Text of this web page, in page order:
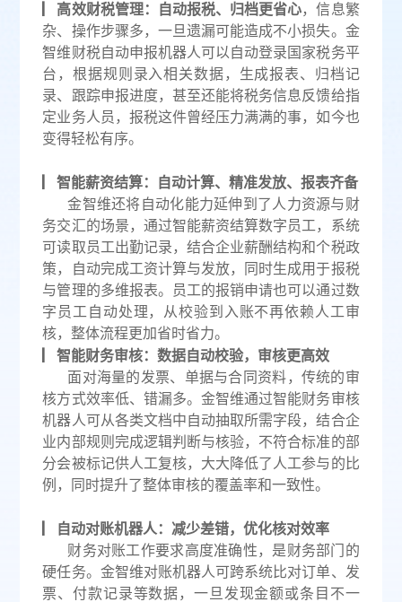
▏高效财税管理：自动报税、归档更省心，信息繁
杂、操作步骤多，一旦遗漏可能造成不小损失。金
智维财税自动申报机器人可以自动登录国家税务平
台，根据规则录入相关数据，生成报表、归档记
录、跟踪申报进度，甚至还能将税务信息反馈给指
定业务人员，报税这件曾经压力满满的事，如今也
变得轻松有序。
▏智能薪资结算：自动计算、精准发放、报表齐备
金智维还将自动化能力延伸到了人力资源与财
务交汇的场景，通过智能薪资结算数字员工，系统
可读取员工出勤记录，结合企业薪酬结构和个税政
策，自动完成工资计算与发放，同时生成用于报税
与管理的多维报表。员工的报销申请也可以通过数
字员工自动处理，从校验到入账不再依赖人工审
核，整体流程更加省时省力。
▏智能财务审核：数据自动校验，审核更高效
面对海量的发票、单据与合同资料，传统的审
核方式效率低、错漏多。金智维通过智能财务审核
机器人可从各类文档中自动抽取所需字段，结合企
业内部规则完成逻辑判断与核验，不符合标准的部
分会被标记供人工复核，大大降低了人工参与的比
例，同时提升了整体审核的覆盖率和一致性。
▏自动对账机器人：减少差错，优化核对效率
财务对账工作要求高度准确性，是财务部门的
硬任务。金智维对账机器人可跨系统比对订单、发
票、付款记录等数据，一旦发现金额或条目不一